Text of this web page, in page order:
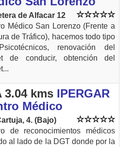
de Alfacar 12
Médico San Lorenzo (Frente a
de Tráfico), hacemos todo tipo
renovación del
de conducir, obtención del
3.04 kms IPERGAR
Médico
4. (Bajo)
de reconocimientos médicos
al lado de la DGT donde por la